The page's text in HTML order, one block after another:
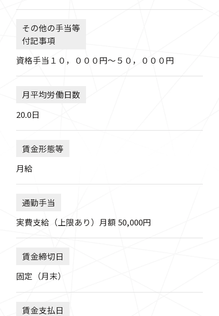
その他の手当等
付記事項
資格手当１０，０００円～５０，０００円
月平均労働日数
20.0日
賃金形態等
月給
通勤手当
実費支給（上限あり）月額 50,000円
賃金締切日
固定（月末）
賃金支払日